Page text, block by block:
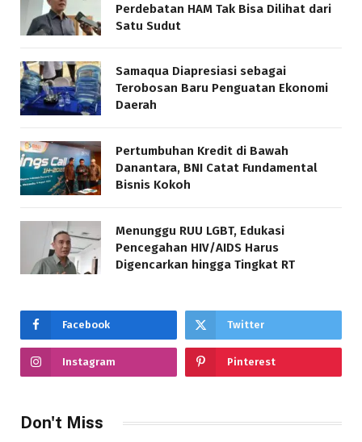
Perdebatan HAM Tak Bisa Dilihat dari
Satu Sudut
Samaqua Diapresiasi sebagai
Terobosan Baru Penguatan Ekonomi
Daerah
Pertumbuhan Kredit di Bawah
Danantara, BNI Catat Fundamental
Bisnis Kokoh
Menunggu RUU LGBT, Edukasi
Pencegahan HIV/AIDS Harus
Digencarkan hingga Tingkat RT
Facebook Twitter
Instagram Pinterest
Don't Miss